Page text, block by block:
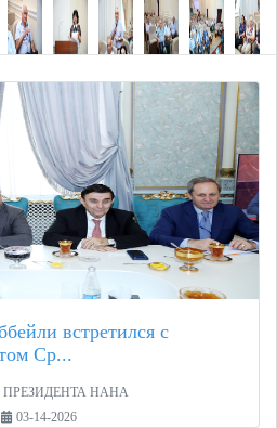
встретился с
Ср...
ПРЕЗИДЕНТА НАНА
03-14-2026